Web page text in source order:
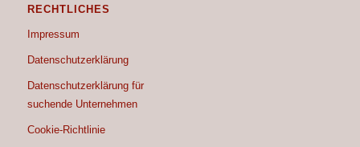
RECHTLICHES
Impressum
Datenschutzerklärung
Datenschutzerklärung für
suchende Unternehmen
Cookie-Richtlinie